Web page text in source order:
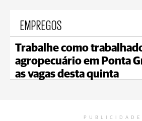
EMPREGOS
Trabalhe como
agropecuário em Ponta
as vagas desta quinta
PUBLICIDADE